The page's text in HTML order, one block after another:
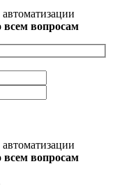
всем вопросам
всем вопросам